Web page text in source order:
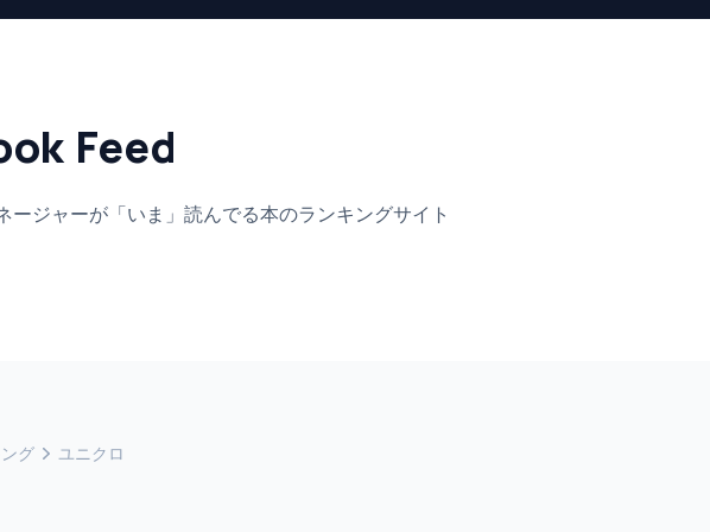
Feed
ージャーが「いま」 読んでる本のランキングサイト
グ ユニクロ